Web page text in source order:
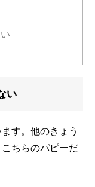
い
す。他のきょう
ちらのパピーだ